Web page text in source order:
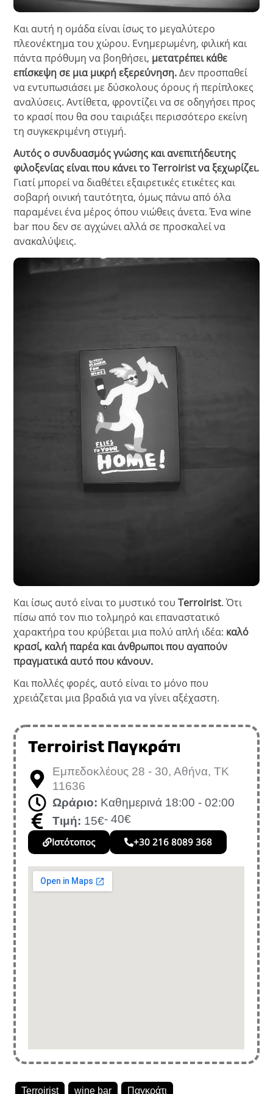
Και αυτή η ομάδα είναι ίσως το μεγαλύτερο
πλεονέκτημα του χώρου. Ενημερωμένη, φιλική και
πάντα πρόθυμη να βοηθήσει, μετατρέπει κάθε
επίσκεψη σε μια μικρή εξερεύνηση.Δεν προσπαθεί
να εντυπωσιάσει με δύσκολους όρους ή περίπλοκες
αναλύσεις. Αντίθετα, φροντίζει να σε οδηγήσει προς
το κρασί που θα σου ταιριάξει περισσότερο εκείνη
τη συγκεκριμένη στιγμή.
Αυτός ο συνδυασμός γνώσης και ανεπιτήδευτης
φιλοξενίας είναι που κάνει το Terroirist να ξεχωρίζει.
Γιατί μπορεί να διαθέτει εξαιρετικές ετικέτες και
σοβαρή οινική ταυτότητα, όμως πάνω από όλα
παραμένει ένα μέρος όπου νιώθεις άνετα. Ένα wine
bar που δεν σε αγχώνει αλλά σε προσκαλεί να
ανακαλύψεις.
Και ίσως αυτό είναι το μυστικό τουTerroirist. Ότι
πίσω από τον πιο τολμηρό και επαναστατικό
χαρακτήρα του κρύβεται μια πολύ απλή ιδέα: καλό
κρασί, καλή παρέα και άνθρωποι που αγαπούν
πραγματικά αυτό που κάνουν.
Και πολλές φορές, αυτό είναι το μόνο που
χρειάζεται μια βραδιά για να γίνει αξέχαστη.
Terroirist Παγκράτι
Εμπεδοκλέους 28 - 30, Αθήνα, ΤΚ
11636
Ωράριο: Καθημερινά 18:00 - 02:00
Τιμή: 15€- 40€
Ιστότοπος +30 216 8089 368
Terroirist wine bar Παγκράτι